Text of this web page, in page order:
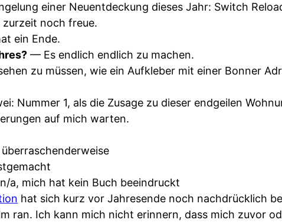
einer Neuentdeckung dieses Jahr: Switch
zurzeit noch freue.
ein Ende.
— Es endlich endlich zu machen.
zu müssen, wie ein Aufkleber mit einer Bonner
Nummer 1, als die Zusage zu dieser endgeilen
auf mich warten.
a, mich hat kein Buch beeindruckt
hat sich kurz vor Jahresende noch nachdrücklich
ran. Ich kann mich nicht erinnern, dass mich zuvor